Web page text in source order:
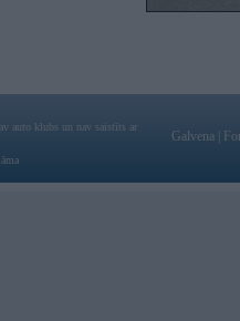
auto klubs un nav saistīts ar
Galvena